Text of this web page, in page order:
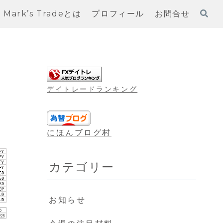
Mark’s Tradeとは プロフィール お問合せ
デイトレードランキング
にほんブログ村
カテゴリー
お知らせ